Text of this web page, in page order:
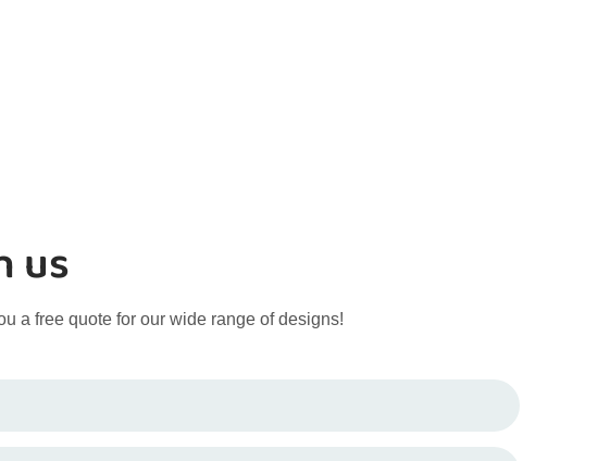
us
a free quote for our wide range of designs!